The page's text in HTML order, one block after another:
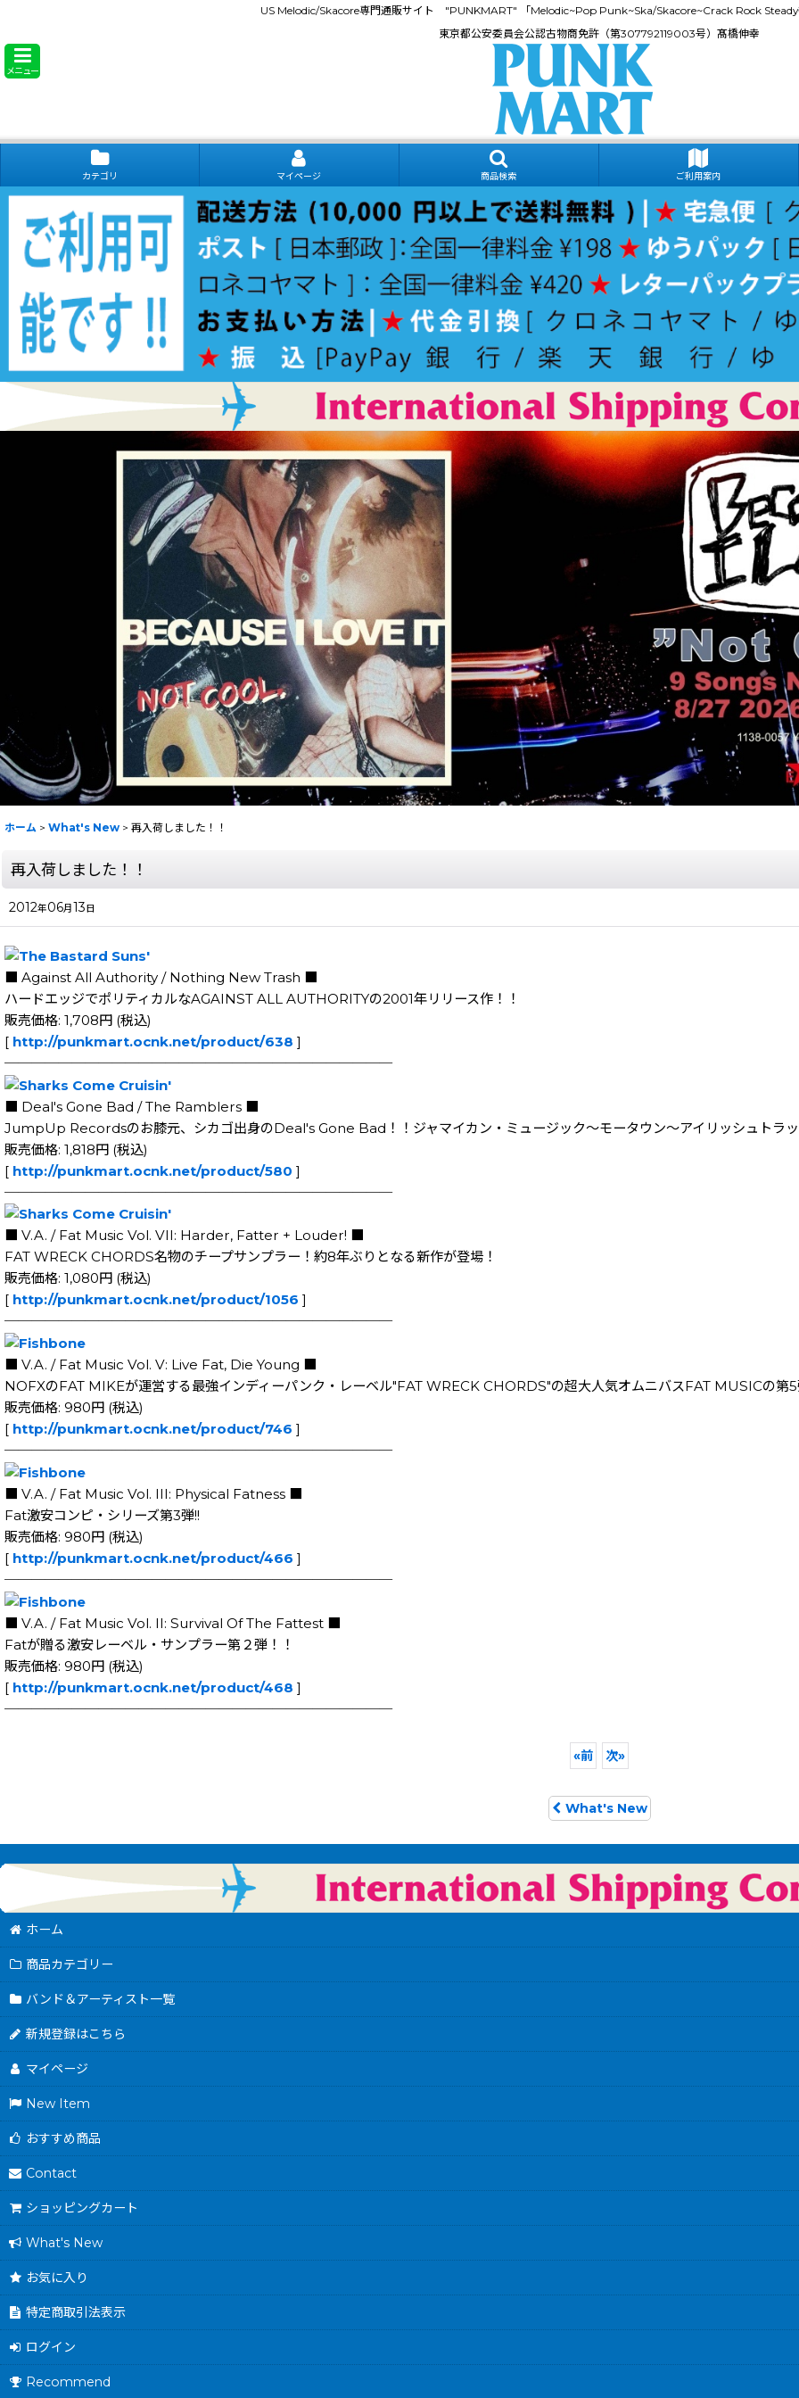
US Melodic/Skacore専門通販サイト "PUNKMART" 「Melodic~Pop Punk~Ska/Skacore~Crack Rock Steady
東京都公安委員会公認古物商免許（第307792119003号）髙橋伸幸
メニュー
カテゴリ マイページ 商品検索 ご利用案内
ホーム > What's New > 再入荷しました！！
再入荷しました！！
2012年06月13日
■ Against All Authority / Nothing New Trash ■
ハードエッジでポリティカルなAGAINST ALL AUTHORITYの2001年リリース作！！
販売価格: 1,708円 (税込)
[ http://punkmart.ocnk.net/product/638 ]
─────────────────────────────
■ Deal's Gone Bad / The Ramblers ■
JumpUp Recordsのお膝元、シカゴ出身のDeal's Gone Bad！！ジャマイカン・ミュージック〜モータウン〜アイリッシュトラ
販売価格: 1,818円 (税込)
[ http://punkmart.ocnk.net/product/580 ]
─────────────────────────────
■ V.A. / Fat Music Vol. VII: Harder, Fatter + Louder! ■
FAT WRECK CHORDS名物のチープサンプラー！約8年ぶりとなる新作が登場！
販売価格: 1,080円 (税込)
[ http://punkmart.ocnk.net/product/1056 ]
─────────────────────────────
■ V.A. / Fat Music Vol. V: Live Fat, Die Young ■
NOFXのFAT MIKEが運営する最強インディーパンク・レーベル"FAT WRECK CHORDS"の超大人気オムニバスFAT MUSICの第
販売価格: 980円 (税込)
[ http://punkmart.ocnk.net/product/746 ]
─────────────────────────────
■ V.A. / Fat Music Vol. III: Physical Fatness ■
Fat激安コンピ・シリーズ第3弾!!
販売価格: 980円 (税込)
[ http://punkmart.ocnk.net/product/466 ]
─────────────────────────────
■ V.A. / Fat Music Vol. II: Survival Of The Fattest ■
Fatが贈る激安レーベル・サンプラー第２弾！！
販売価格: 980円 (税込)
[ http://punkmart.ocnk.net/product/468 ]
─────────────────────────────
«前 次»
What's New
ホーム
商品カテゴリー
バンド＆アーティスト一覧
新規登録はこちら
マイページ
New Item
おすすめ商品
Contact
ショッピングカート
What's New
お気に入り
特定商取引法表示
ログイン
Recommend